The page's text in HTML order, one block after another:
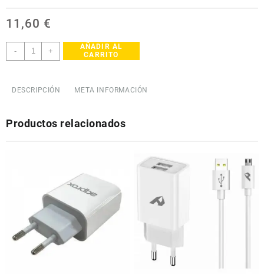
11,60 €
-
CARGADOR
5V
A
+
AÑADIR AL
CARRITO
DESCRIPCIÓN META INFORMACIÓN
Productos relacionados